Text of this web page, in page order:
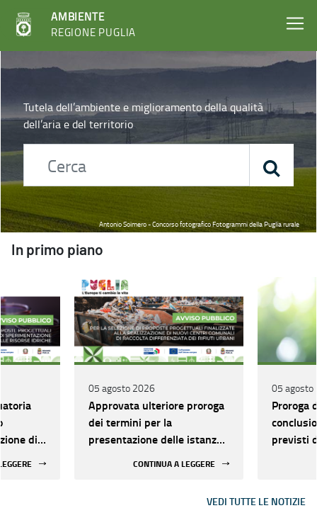
AMBIENTE
REGIONE PUGLIA
Tutela dell’ambiente e miglioramento della qualità
dell’aria e del territorio
Antonio Soimero - Concorso fotografico Fotogrammi della Puglia rurale
In primo piano
di
05 agosto 2026
Approvata ulteriore proroga
dei termini per la
presentazione delle istanze
CONTINUA A LEGGERE
05 agosto
Proroga
previsti
VEDI TUTTE LE NOTIZIE